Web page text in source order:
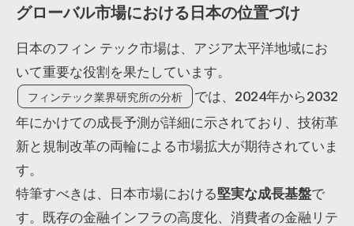
グローバル市場における日本の位置づけ
日本のフィン テック市場は、アジア太平洋地域にお
いて重要な役割を果たしています。
フィンテック業界研究所の分析
では、2024年から2032
年にかけての成長予測が詳細に示されており、技術革
新と規制改革の両輪による市場拡大が期待されていま
す。
特筆すべきは、日本市場における堅実な成長基盤で
す。既存の金融インフラの高度化、消費者の金融リテ